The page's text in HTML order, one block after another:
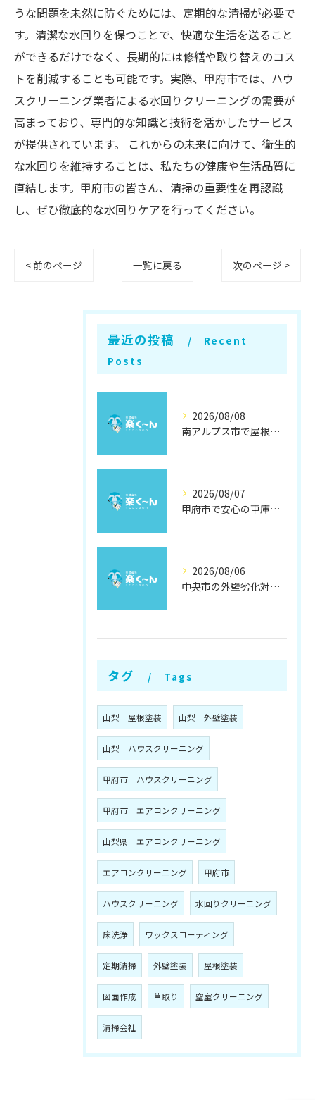
うな問題を未然に防ぐためには、定期的な清掃が必要で
す。清潔な水回りを保つことで、快適な生活を送ること
ができるだけでなく、長期的には修繕や取り替えのコス
トを削減することも可能です。実際、甲府市では、ハウ
スクリーニング業者による水回りクリーニングの需要が
高まっており、専門的な知識と技術を活かしたサービス
が提供されています。 これからの未来に向けて、衛生的
な水回りを維持することは、私たちの健康や生活品質に
直結します。甲府市の皆さん、清掃の重要性を再認識
し、ぜひ徹底的な水回りケアを行ってください。
< 前のページ 一覧に戻る 次のページ >
最近の投稿
Recent
Posts
2026/08/08
南アルプス市で屋根遮熱塗装の効果徹底解説
2026/08/07
甲府市で安心の車庫屋根修理方法
2026/08/06
中央市の外壁劣化対策と補修方法
タグ Tags
山梨 屋根塗装 山梨 外壁塗装
山梨 ハウスクリーニング
甲府市 ハウスクリーニング
甲府市 エアコンクリーニング
山梨県 エアコンクリーニング
エアコンクリーニング 甲府市
ハウスクリーニング 水回りクリーニング
床洗浄 ワックスコーティング
定期清掃 外壁塗装 屋根塗装
図面作成 草取り 空室クリーニング
清掃会社